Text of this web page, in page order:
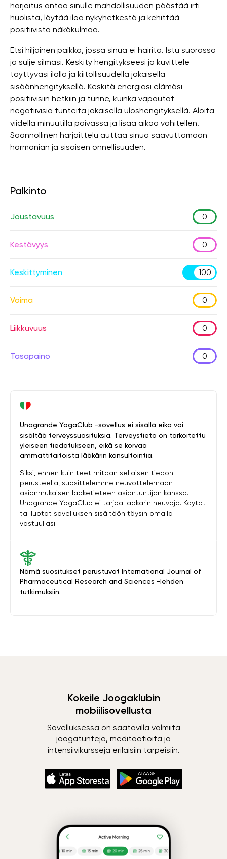
harjoitus antaa sinulle mahdollisuuden päästää irti
huolista, löytää iloa nykyhetkestä ja kehittää
positiivista näkökulmaa.
Etsi hiljainen paikka, jossa sinua ei häiritä. Istu suorassa
ja sulje silmäsi. Keskity hengitykseesi ja kuvittele
täyttyväsi ilolla ja kiitollisuudella jokaisella
sisäänhengityksellä. Keskitä energiasi elämäsi
positiivisiin hetkiin ja tunne, kuinka vapautat
negatiivisia tunteita jokaisella uloshengityksellä. Aloita
viidellä minuutilla päivässä ja lisää aikaa vähitellen.
Säännöllinen harjoittelu auttaa sinua saavuttamaan
harmonian ja sisäisen onnellisuuden.
Palkinto
Joustavuus 0
Kestävyys 0
Keskittyminen 100
Voima 0
Liikkuvuus 0
Tasapaino 0
Nämä suositukset perustuvat International Journal of
Pharmaceutical Research and Sciences -lehden
tutkimuksiin.
Unagrande YogaClub -sovellus ei sisällä eikä voi
sisältää terveyssuosituksia. Terveystieto on tarkoitettu
yleiseen tiedotukseen, eikä se korvaa
ammattitaitoista lääkärin konsultointia.
Siksi, ennen kuin teet mitään sellaisen tiedon
perusteella, suosittelemme neuvottelemaan
asianmukaisen lääketieteen asiantuntijan kanssa.
Unagrande YogaClub ei tarjoa lääkärin neuvoja. Käytät
tai luotat sovelluksen sisältöön täysin omalla
vastuullasi.
Kokeile Joogaklubin
mobiilisovellusta
Sovelluksessa on saatavilla valmiita
joogatunteja, meditaatioita ja
intensiivikursseja erilaisiin tarpeisiin.